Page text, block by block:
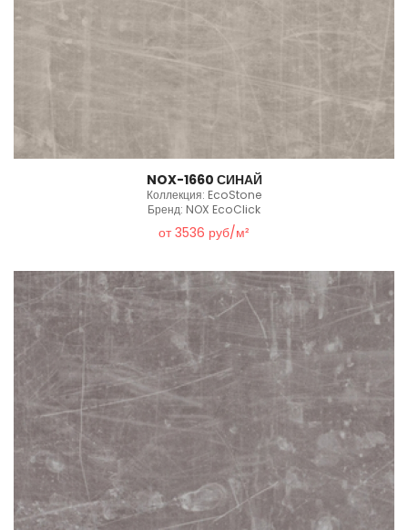
NOX-1660 СИНАЙ
Коллекция: EcoStone
Бренд: NOX EcoClick
от 3536 руб/м²